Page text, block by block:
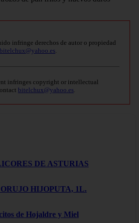
infringe derechos de autor o propiedad
bitelchux@yahoo.es.
infringes copyright or intellectual
bitelchux@yahoo.es.
DE ASTURIAS
HIJOPUTA, 1L.
de Hojaldre y Miel